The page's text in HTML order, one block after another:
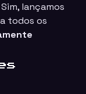
lançamos
todos os